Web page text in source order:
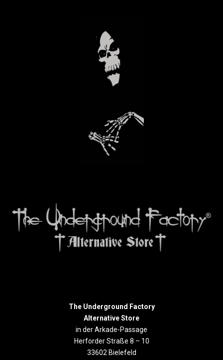
The Underground Factory
Alternative Store
in der Arkade-Passage
Herforder Straße 8 – 10
33602 Bielefeld